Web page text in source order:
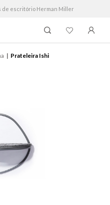
de escritório Herman Miller
Prateleira Ishi